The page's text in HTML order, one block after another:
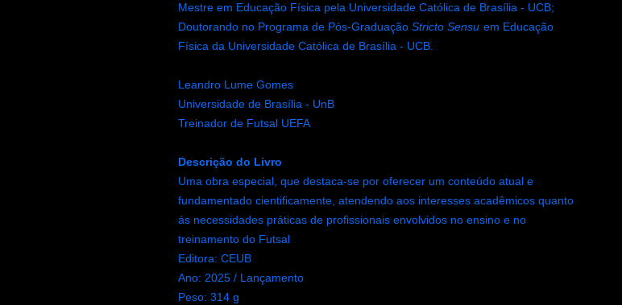
Mestre em Educação Física pela Universidade Católica de Brasília - UCB;
Doutorando no Programa de Pós-Graduação Stricto Sensu em Educação
Física da Universidade Católica de Brasília - UCB.
Leandro Lume Gomes
Universidade de Brasília - UnB
Treinador de Futsal UEFA
Descrição do Livro
Uma obra especial, que destaca-se por oferecer um conteúdo atual e
fundamentado cientificamente, atendendo aos interesses acadêmicos quanto
ás necessidades práticas de profissionais envolvidos no ensino e no
treinamento do Futsal
Editora: CEUB
Ano: 2025 / Lançamento
Peso: 314 g